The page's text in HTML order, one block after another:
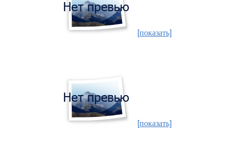
[показать]
[показать]